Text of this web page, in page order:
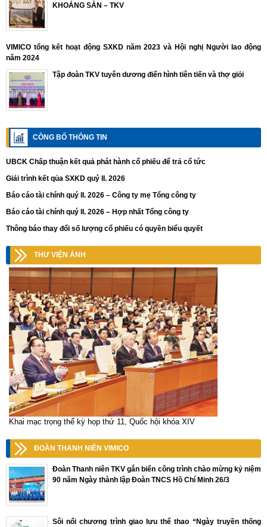
KHOÁNG SẢN – TKV
VIMICO tổng kết hoạt động SXKD năm 2023 và Hội nghị Người lao động
năm 2024
Tập đoàn TKV tuyên dương điển hình tiên tiến và thợ giỏi
CÔNG BỐ THÔNG TIN
UBCK Chấp thuận kết quả phát hành cổ phiếu để trả cổ tức
Giải trình kết qủa SXKD quý II. 2026
Báo cáo tài chính quý II. 2026 – Công ty mẹ Tổng công ty
Báo cáo tài chính quý II. 2026 – Hợp nhất Tổng công ty
Thông báo thay đổi số lượng cổ phiếu có quyền biểu quyết
THƯ VIỆN ẢNH
Khai mạc trọng thể kỳ họp thứ 11, Quốc hội khóa XIV
ĐOÀN THANH NIÊN VIMICO
Đoàn Thanh niên TKV gắn biển công trình chào mừng kỷ niệm
90 năm Ngày thành lập Đoàn TNCS Hồ Chí Minh 26/3
Sôi nổi chương trình giao lưu thể thao “Ngày truyền thống